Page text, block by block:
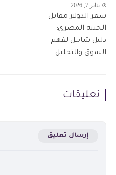
يناير 7, 2026
سعر الدولار مقابل
الجنيه المصري:
دليل شامل لفهم
السوق والتحليل...
تعليقات
إرسال تعليق